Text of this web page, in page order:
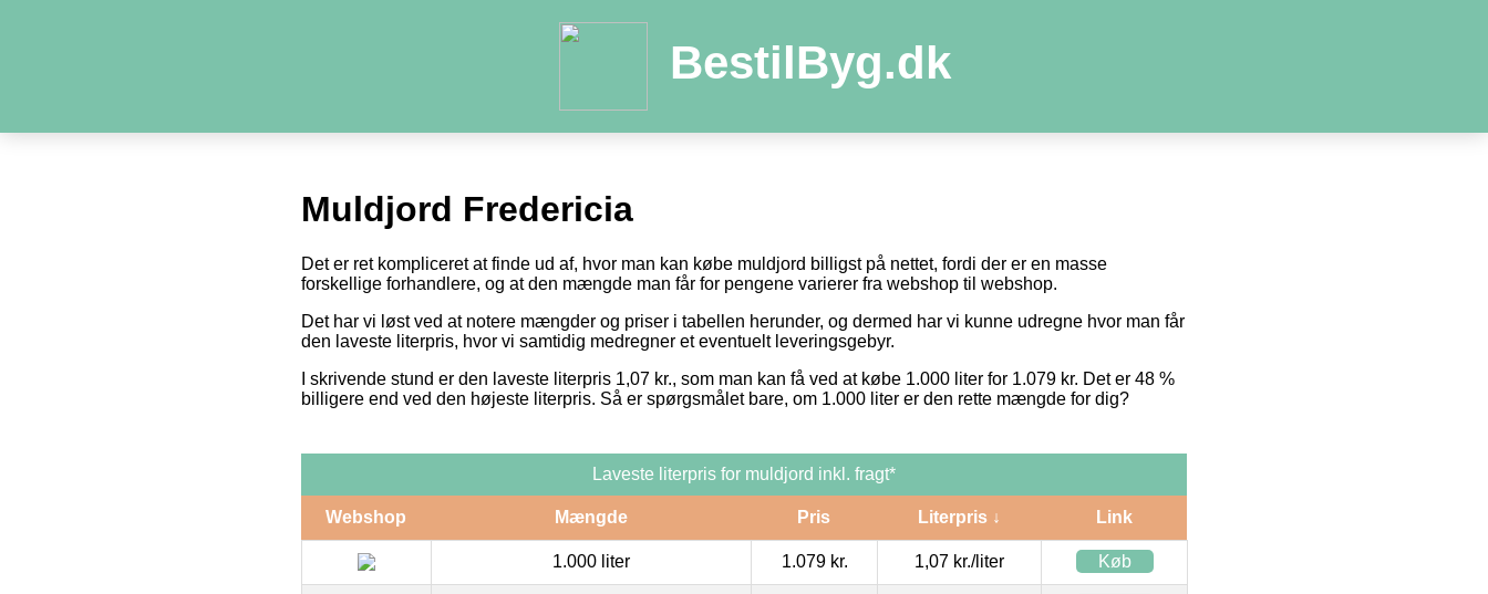
BestilByg.dk
Muldjord Fredericia
Det er ret kompliceret at finde ud af, hvor man kan købe muldjord billigst på nettet, fordi der er en masse
forskellige forhandlere, og at den mængde man får for pengene varierer fra webshop til webshop.
Det har vi løst ved at notere mængder og priser i tabellen herunder, og dermed har vi kunne udregne hvor man får
den laveste literpris, hvor vi samtidig medregner et eventuelt leveringsgebyr.
I skrivende stund er den laveste literpris 1,07 kr., som man kan få ved at købe 1.000 liter for 1.079 kr. Det er 48 %
billigere end ved den højeste literpris. Så er spørgsmålet bare, om 1.000 liter er den rette mængde for dig?
Laveste literpris for muldjord inkl. fragt*
Webshop Mængde Pris Literpris ↓ Link
1.000 liter 1.079 kr. 1,07 kr./liter Køb